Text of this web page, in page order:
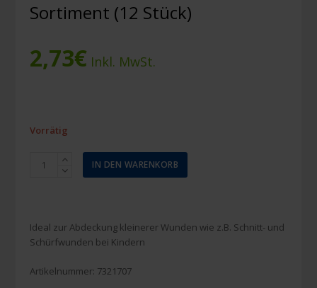
Sortiment (12 Stück)
2,73€ Inkl. MwSt.
Vorrätig
Leukoplast
Kinderpflaster
Menge
IN DEN WARENKORB
Ideal zur Abdeckung kleinerer Wunden wie z.B. Schnitt- und
Schürfwunden bei Kindern
Artikelnummer: 7321707